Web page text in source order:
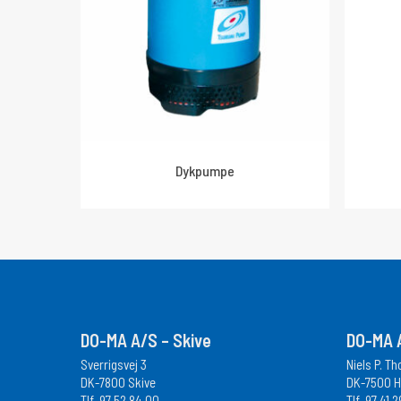
Dykpumpe
DO-MA A/S – Skive
Sverrigsvej 3
DK-7800 Skive
DO-
Niels P.
DK-7500